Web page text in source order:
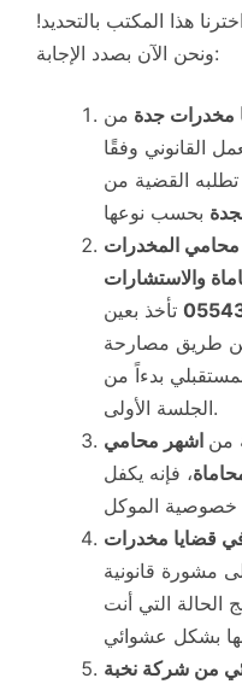
هذا المكتب بالتحديد!
ونحن الآن بصدد الإجابة:
جدة من
القانوني وفقًا
تطلبه القضية من
المخدرات
والاستشارات
تأخذ بعين
عن طريق مصارحة
بدءاً من
الجلسة الأولى.
من اشهر محامي
، فإنه يكفل
قضايا مخدرات
مشورة قانونية
الحالة التي أنت
من شركة نخبة